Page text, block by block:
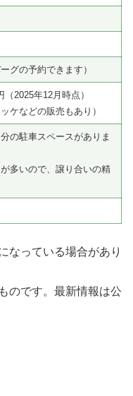
ーグの予約できます）
2025年12月時点）
ケなどの販売もあり）
の駐車スペースがありま
多いので、譲り合いの精
なっている場合があり
のです。最新情報は公